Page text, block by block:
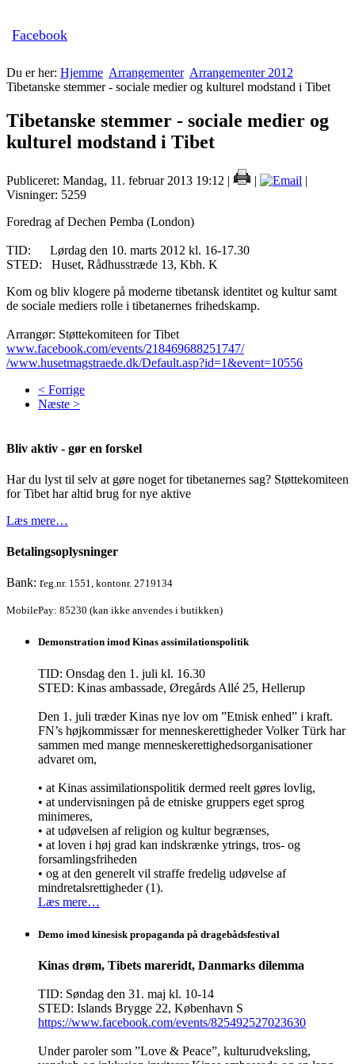
Facebook
Du er her: Hjemme Arrangementer Arrangementer 2012
Tibetanske stemmer - sociale medier og kulturel modstand i Tibet
Tibetanske stemmer - sociale medier og
kulturel modstand i Tibet
Publiceret: Mandag, 11. februar 2013 19:12 | |
|
Visninger: 5259
Foredrag af Dechen Pemba (London)
TID: Lørdag den 10. marts 2012 kl. 16-17.30
STED: Huset, Rådhusstræde 13, Kbh. K
Kom og bliv klogere på moderne tibetansk identitet og kultur samt
de sociale mediers rolle i tibetanernes frihedskamp.
Arrangør: Støttekomiteen for Tibet
www.facebook.com/events/218469688251747/
/www.husetmagstraede.dk/Default.asp?id=1&event=10556
< Forrige
Næste >
Bliv aktiv - gør en forskel
Har du lyst til selv at gøre noget for tibetanernes sag? Støttekomiteen
for Tibet har altid brug for nye aktive
Læs mere…
Betalingsoplysninger
Bank: reg.nr. 1551, kontonr. 2719134
MobilePay: 85230 (kan ikke anvendes i butikken)
Demonstration imod Kinas assimilationspolitik
TID: Onsdag den 1. juli kl. 16.30
STED: Kinas ambassade, Øregårds Allé 25, Hellerup
Den 1. juli træder Kinas nye lov om ”Etnisk enhed” i kraft.
FN’s højkommissær for menneskerettigheder Volker Türk har
sammen med mange menneskerettighedsorganisationer
advaret om,
• at Kinas assimilationspolitik dermed reelt gøres lovlig,
• at undervisningen på de etniske gruppers eget sprog
minimeres,
• at udøvelsen af religion og kultur begrænses,
• at loven i høj grad kan indskrænke ytrings, tros- og
forsamlingsfriheden
• og at den generelt vil straffe fredelig udøvelse af
mindretalsrettigheder (1).
Læs mere…
Demo imod kinesisk propaganda på dragebådsfestival
Kinas drøm, Tibets mareridt, Danmarks dilemma
TID: Søndag den 31. maj kl. 10-14
STED: Islands Brygge 22, København S
https://www.facebook.com/events/825492527023630
Under paroler som ”Love & Peace”, kulturudveksling,